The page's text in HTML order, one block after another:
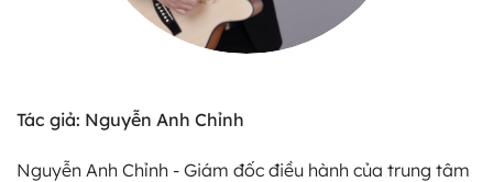
Tác giả: Nguyễn Anh Chỉnh
Nguyễn Anh Chỉnh - Giám đốc điều hành của trung tâm